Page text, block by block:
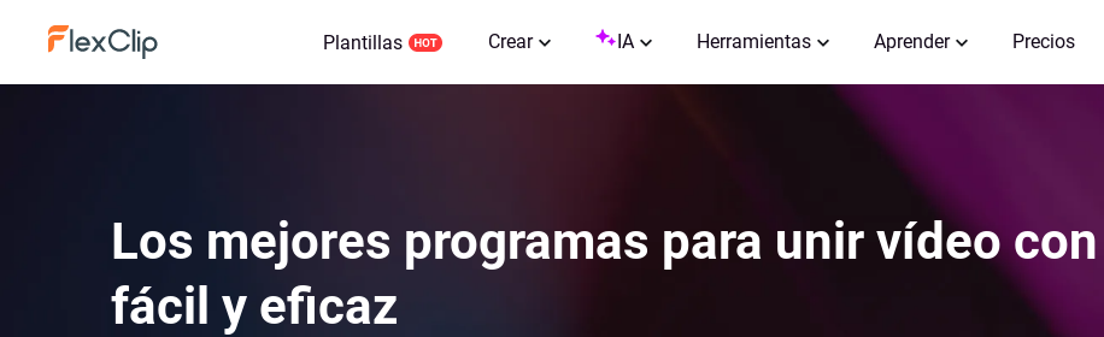
Plantillas Crear IA Herramientas Aprender Precios
Los mejores programas para unir vídeo
fácil y eficaz